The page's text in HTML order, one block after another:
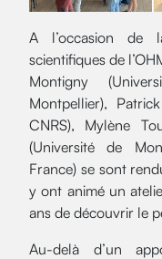
A l’occasion de
scientifiques de
Montigny
Montpellier),
CNRS), Mylène
(Université de
France) se sont
y ont animé un
ans de découvrir le
Au-delà d’un